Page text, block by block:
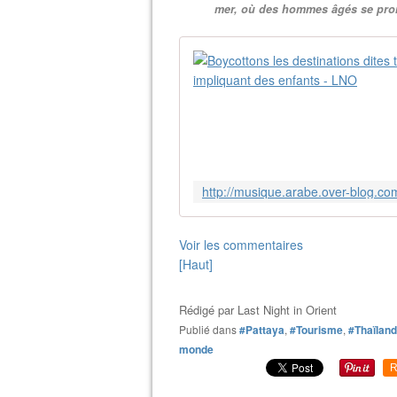
mer, où des hommes âgés se
Voir les commentaires
[Haut]
Rédigé par Last Night in Orient
Publié dans#Pattaya, #Tourisme,
monde